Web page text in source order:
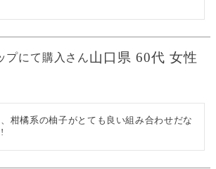
プにて購入 山口県 60代 女性
柑橘系の柚子がとても良い組み合わせだな